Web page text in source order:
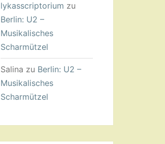
lykasscriptorium zu
Berlin: U2 –
Musikalisches
Scharmützel
Salina zu Berlin: U2 –
Musikalisches
Scharmützel